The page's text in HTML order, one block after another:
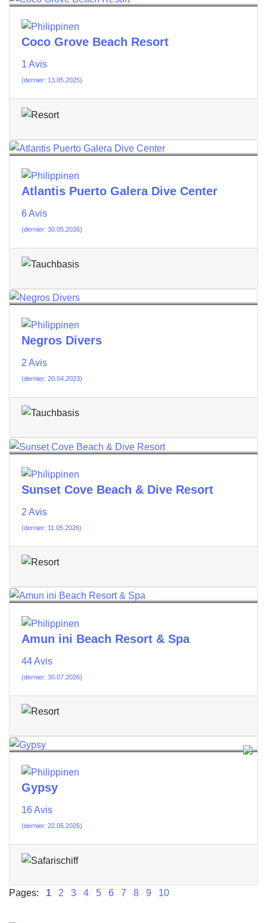
Coco Grove Beach Resort
1 Avis
(dernier: 13.05.2025)
Atlantis Puerto Galera Dive Center
6 Avis
(dernier: 30.05.2026)
Negros Divers
2 Avis
(dernier: 20.04.2023)
Sunset Cove Beach & Dive Resort
2 Avis
(dernier: 11.05.2026)
Amun ini Beach Resort & Spa
44 Avis
(dernier: 30.07.2026)
Gypsy
16 Avis
(dernier: 22.05.2026)
Pages: 1 2 3 4 5 6 7 8 9 10